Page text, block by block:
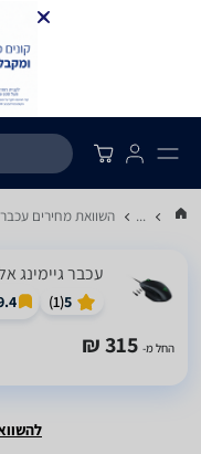
... השוואת מחירים
‏עכבר גיימינג ‏אלחוטי Razer Basilisk רייזר
5
(
1
)
החל מ- 315 ₪
להשוואת